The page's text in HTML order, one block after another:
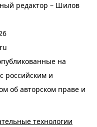
редактор – Шилов
на
российским и
об авторском праве и
технологии